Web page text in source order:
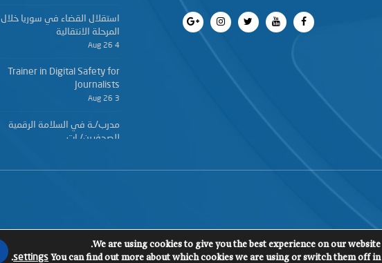
استقلال القضاء في سوريا خلال
المرحلة الانتقالية
4 Aug 26
Trainer in Digital Safety for
Journalists
3 Aug 26
مدرب/ـة في السلامة الرقمية
للصحفيين/ـات
We are using cookies to give you the best experience on our website.
You can find out more about which cookies we are using or switch them off in
settings
.